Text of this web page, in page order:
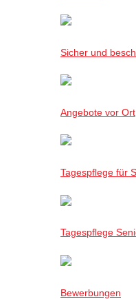
Sicher und
Angebote vor Ort
Tagespflege für
Tagespflege
Bewerbungen